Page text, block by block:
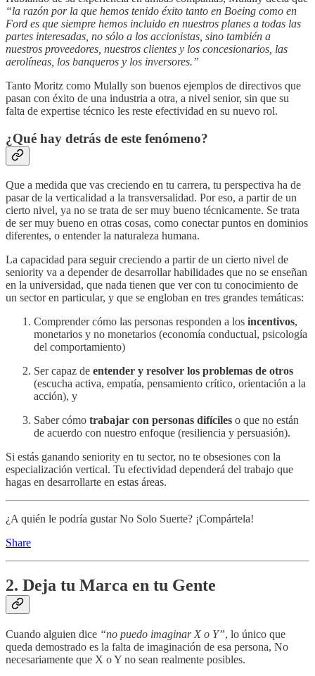
“la razón por la que hemos tenido éxito tanto en Boeing como en
Ford es que siempre hemos incluido en nuestros planes a todas las
partes interesadas, no sólo a los accionistas, sino también a
nuestros proveedores, nuestros clientes y los concesionarios, las
aerolíneas, los banqueros y los inversores.”
Tanto Moritz como Mulally son buenos ejemplos de directivos que
pasan con éxito de una industria a otra, a nivel senior, sin que su
falta de expertise técnico les reste efectividad en su nuevo rol.
¿Qué hay detrás de este fenómeno?
Que a medida que vas creciendo en tu carrera, tu perspectiva ha de
pasar de la verticalidad a la transversalidad. Por eso, a partir de un
cierto nivel, ya no se trata de ser muy bueno técnicamente. Se trata
de ser muy bueno en otras cosas, como conectar puntos en dominios
diferentes, o entender la naturaleza humana.
La capacidad para seguir creciendo a partir de un cierto nivel de
seniority va a depender de desarrollar habilidades que no se enseñan
en la universidad, que nada tienen que ver con tu conocimiento de
un sector en particular, y que se engloban en tres grandes temáticas:
Comprender cómo las personas responden a los incentivos,
monetarios y no monetarios (economía conductual, psicología
del comportamiento)
Ser capaz de entender y resolver los problemas de otros
(escucha activa, empatía, pensamiento crítico, orientación a la
acción), y
Saber cómo trabajar con personas difíciles o que no están
de acuerdo con nuestro enfoque (resiliencia y persuasión).
Si estás ganando seniority en tu sector, no te obsesiones con la
especialización vertical. Tu efectividad dependerá del trabajo que
hagas en desarrollarte en estas áreas.
¿A quién le podría gustar No Solo Suerte? ¡Compártela!
Share
2. Deja tu Marca en tu Gente
Cuando alguien dice “no puedo imaginar X o Y”, lo único que
queda demostrado es la falta de imaginación de esa persona, No
necesariamente que X o Y no sean realmente posibles.